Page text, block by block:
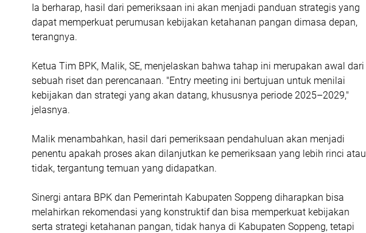
Ia berharap, hasil dari pemeriksaan ini akan menjadi panduan strategis yang
dapat memperkuat perumusan kebijakan ketahanan pangan dimasa depan,
terangnya.
Ketua Tim BPK, Malik, SE, menjelaskan bahwa tahap ini merupakan awal dari
sebuah riset dan perencanaan. "Entry meeting ini bertujuan untuk menilai
kebijakan dan strategi yang akan datang, khususnya periode 2025–2029,"
jelasnya.
Malik menambahkan, hasil dari pemeriksaan pendahuluan akan menjadi
penentu apakah proses akan dilanjutkan ke pemeriksaan yang lebih rinci atau
tidak, tergantung temuan yang didapatkan.
Sinergi antara BPK dan Pemerintah Kabupaten Soppeng diharapkan bisa
melahirkan rekomendasi yang konstruktif dan bisa memperkuat kebijakan
serta strategi ketahanan pangan, tidak hanya di Kabupaten Soppeng, tetapi